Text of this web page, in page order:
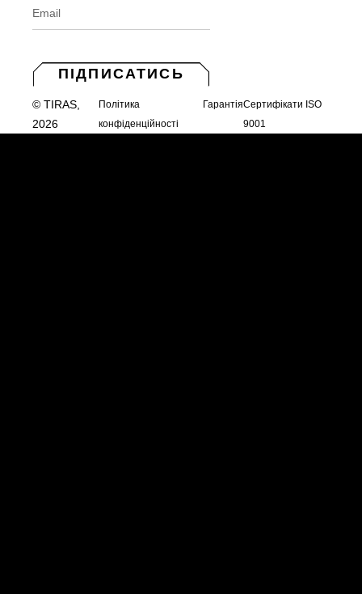
ПІДПИСАТИСЬ
© TIRAS,
2026
Політика
конфіденційності
ГарантіяСертифікати ISO
9001